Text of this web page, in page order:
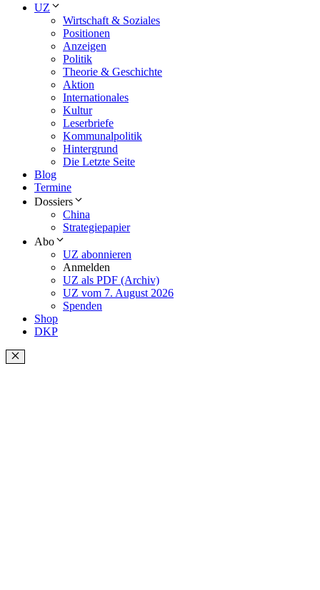
UZ
Wirtschaft & Soziales
Positionen
Anzeigen
Politik
Theorie & Geschichte
Aktion
Internationales
Kultur
Leserbriefe
Kommunalpolitik
Hintergrund
Die Letzte Seite
Blog
Termine
Dossiers
China
Strategiepapier
Abo
UZ abonnieren
Anmelden
UZ als PDF (Archiv)
UZ vom 7. August 2026
Spenden
Shop
DKP
Schließen